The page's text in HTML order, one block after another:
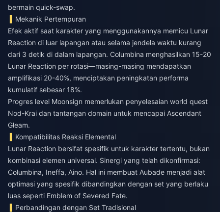
bermain quick-swap.
Mekanik Pertempuran
Efek aktif saat karakter yang menggunakannya memicu Lunar
Reaction di luar lapangan atau selama jendela waktu kurang
dari 3 detik di dalam lapangan. Columbina menghasilkan 15-20
Lunar Reaction per rotasi—masing-masing mendapatkan
amplifikasi 20-40%, menciptakan peningkatan performa
kumulatif sebesar 18%.
Progres level Moonsign memerlukan penyelesaian world quest
Nod-Krai dan tantangan domain untuk mencapai Ascendant
Gleam.
Kompatibilitas Reaksi Elemental
Lunar Reaction bersifat spesifik untuk karakter tertentu, bukan
kombinasi elemen universal. Sinergi yang telah dikonfirmasi:
Columbina, Ineffa, Aino. Hal ini membuat Aubade menjadi alat
optimasi yang spesifik dibandingkan dengan set yang berlaku
luas seperti Emblem of Severed Fate.
Perbandingan dengan Set Tradisional